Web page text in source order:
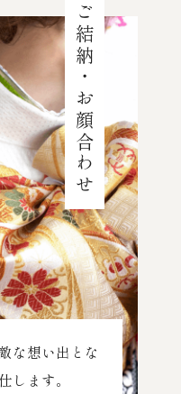
ご結納・お顔合わせ
な想い出とな
します。